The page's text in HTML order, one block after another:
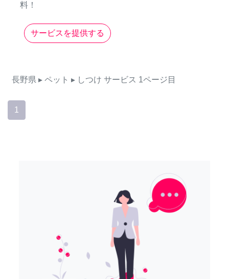
料！
サービスを提供する
長野県 ▸ ペット ▸ しつけ サービス 1ページ目
1